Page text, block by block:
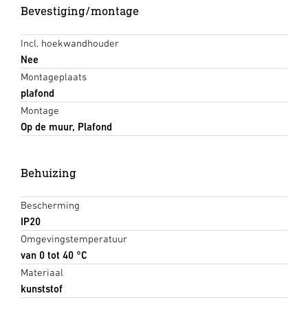
Bevestiging/montage
Incl. hoekwandhouder
Nee
Montageplaats
plafond
Montage
Op de muur, Plafond
Behuizing
Bescherming
IP20
Omgevingstemperatuur
van 0 tot 40 °C
Materiaal
kunststof